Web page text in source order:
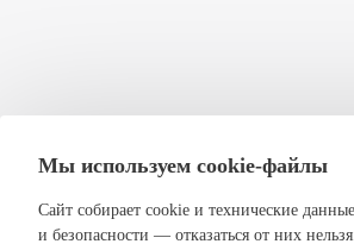
Мы используем cookie-файлы
Сайт собирает cookie и технические
и безопасности — отказаться от них